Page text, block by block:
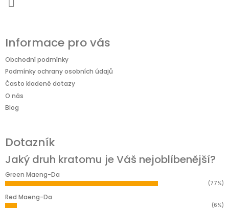
Informace pro vás
Obchodní podmínky
Podmínky ochrany osobních údajů
Často kladené dotazy
O nás
Blog
Dotazník
Jaký druh kratomu je Váš nejoblíbenější?
Green Maeng-Da
(77%)
Red Maeng-Da
(6%)